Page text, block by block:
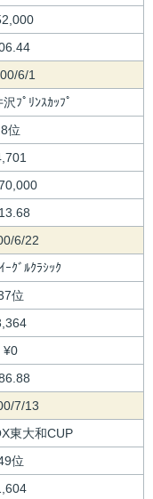
6/1
ﾌﾟﾘﾝｽｶｯﾌﾟ
8位
6/22
ｸﾞﾙｸﾗｼｯｸ
位
¥0
7/13
東大和CUP
位